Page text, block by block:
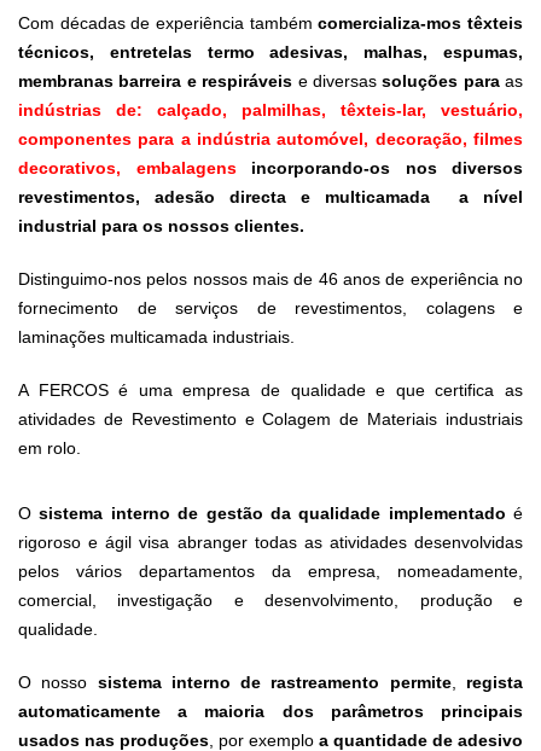
Com décadas de experiência tambémcomercializa-mos têxteis
técnicos, entretelas termo adesivas, malhas, espumas,
membranas barreira e respiráveis e diversassoluções paraas
indústrias de: calçado, palmilhas, têxteis-lar, vestuário,
componentes para a indústria automóvel, decoração, filmes
decorativos, embalagens
incorporando-os nos diversos
revestimentos, adesão directa e multicamada a nível
industrial para os nossos clientes.
Distinguimo-nos pelos nossos mais de 46 anos de experiência no
fornecimento de serviços de revestimentos, colagens e
laminações multicamada industriais.
A FERCOS é uma empresa de qualidade e que certifica as
atividades de Revestimento e Colagem de Materiais industriais
em rolo.
Osistema interno de gestão da qualidade implementado é
rigoroso e ágil visa abranger todas as atividades desenvolvidas
pelos vários departamentos da empresa, nomeadamente,
comercial, investigação e desenvolvimento, produção e
qualidade.
O nosso sistema interno de rastreamento permite,
regista
automaticamente a maioria dos parâmetros principais
usados nas produções , por exemplo a quantidade de adesivo